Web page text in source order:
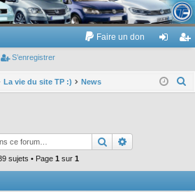
acquéreurs du Volkswagen Touran
Faire un don
ne nr
S’enregistrer
La vie du site TP :) News
c
Rechercher
sujets • Page 1 sur 1